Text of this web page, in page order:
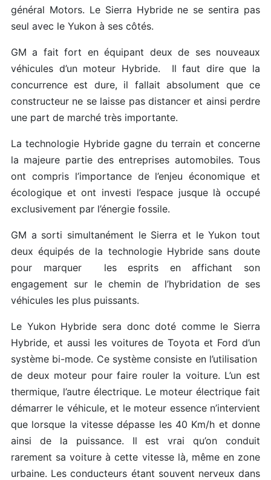
général Motors. Le Sierra Hybride ne se sentira pas
seul avec le Yukon à ses côtés.
GM a fait fort en équipant deux de ses nouveaux
véhicules d’un moteur Hybride. Il faut dire que la
concurrence est dure, il fallait absolument que ce
constructeur ne se laisse pas distancer et ainsi perdre
une part de marché très importante.
La technologie Hybride gagne du terrain et concerne
la majeure partie des entreprises automobiles. Tous
ont compris l’importance de l’enjeu économique et
écologique et ont investi l’espace jusque là occupé
exclusivement par l’énergie fossile.
GM a sorti simultanément le Sierra et le Yukon tout
deux équipés de la technologie Hybride sans doute
pour marquer les esprits en affichant son
engagement sur le chemin de l’hybridation de ses
véhicules les plus puissants.
Le Yukon Hybride sera donc doté comme le Sierra
Hybride, et aussi les voitures de Toyota et Ford d’un
système bi-mode. Ce système consiste en l’utilisation
de deux moteur pour faire rouler la voiture. L’un est
thermique, l’autre électrique. Le moteur électrique fait
démarrer le véhicule, et le moteur essence n’intervient
que lorsque la vitesse dépasse les 40 Km/h et donne
ainsi de la puissance. Il est vrai qu’on conduit
rarement sa voiture à cette vitesse là, même en zone
urbaine. Les conducteurs étant souvent nerveux dans